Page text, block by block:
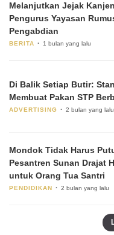
Melanjutkan Jejak
Pengurus Yayasan
Pengabdian
BERITA 1 bulan yang lalu
Di Balik Setiap Butir:
Membuat Pakan STP
ADVERTISING 2 bulan yang lalu
Mondok Tidak Harus
Pesantren Sunan Drajat
untuk Orang Tua Santri
PENDIDIKAN 2 bulan yang lalu